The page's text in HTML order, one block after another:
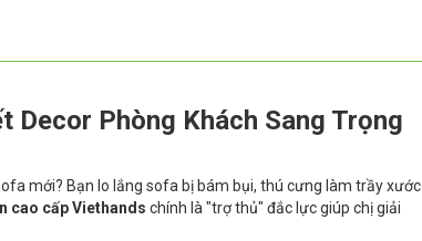
Decor Phòng Khách Sang Trọng
mới? Bạn lo lắng sofa bị bám bụi, thú cưng làm trầy xước
cao cấp Viethands chính là "trợ thủ" đắc lực giúp chị giải